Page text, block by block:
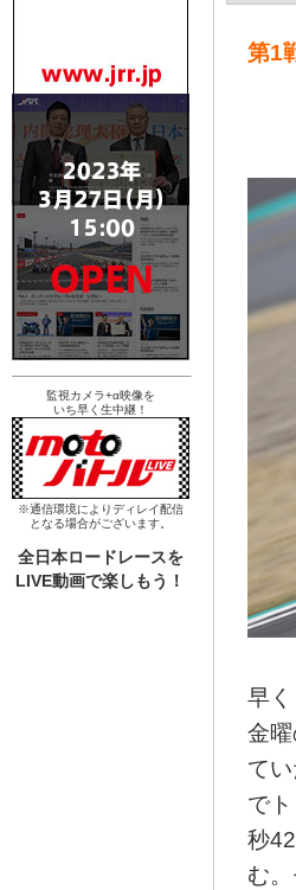
監視カメラ+α映像を
いち早く生中継！
※通信環境によりディレイ配信
となる場合がございます。
全日本ロードレースを
LIVE動画で楽しもう！
第1
早
金
て
で
秒
む